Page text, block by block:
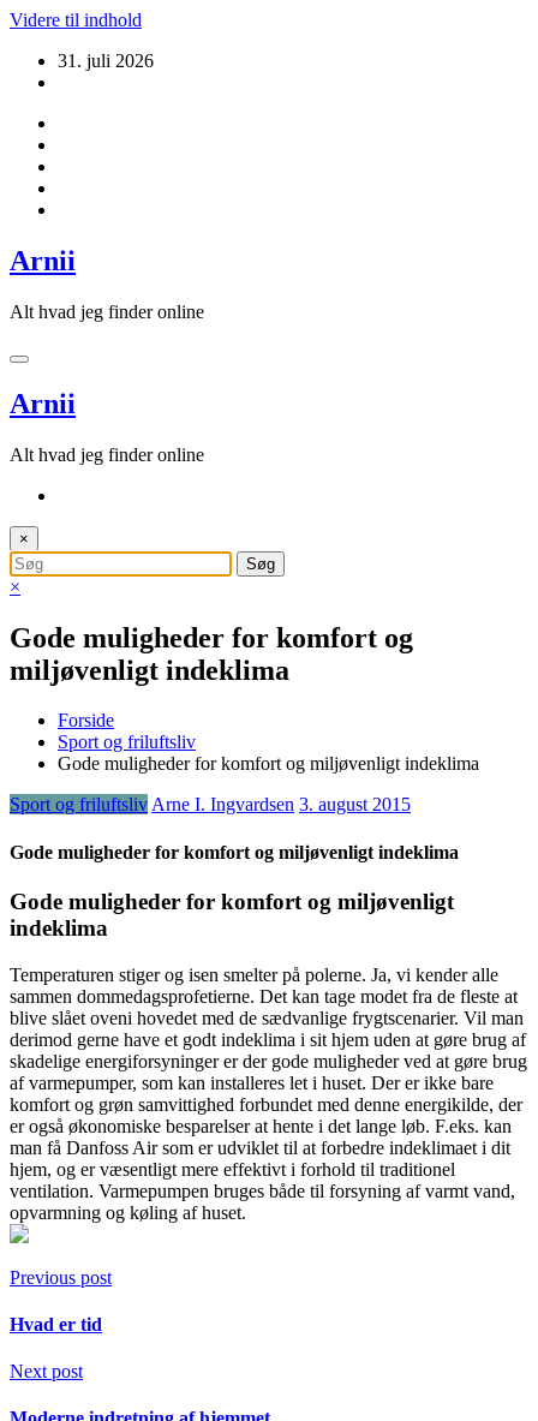
Videre til indhold
31. juli 2026
Arnii
Alt hvad jeg finder online
Arnii
Alt hvad jeg finder online
×
×
Gode muligheder for komfort og
miljøvenligt indeklima
Forside
Sport og friluftsliv
Gode muligheder for komfort og miljøvenligt indeklima
Sport og friluftslivArne I. Ingvardsen 3. august 2015
Gode muligheder for komfort og miljøvenligt indeklima
Gode muligheder for komfort og miljøvenligt
indeklima
Temperaturen stiger og isen smelter på polerne. Ja, vi kender alle
sammen dommedagsprofetierne. Det kan tage modet fra de fleste at
blive slået oveni hovedet med de sædvanlige frygtscenarier. Vil man
derimod gerne have et godt indeklima i sit hjem uden at gøre brug af
skadelige energiforsyninger er der gode muligheder ved at gøre brug
af varmepumper, som kan installeres let i huset. Der er ikke bare
komfort og grøn samvittighed forbundet med denne energikilde, der
er også økonomiske besparelser at hente i det lange løb. F.eks. kan
man få Danfoss Air som er udviklet til at forbedre indeklimaet i dit
hjem, og er væsentligt mere effektivt i forhold til traditionel
ventilation. Varmepumpen bruges både til forsyning af varmt vand,
opvarmning og køling af huset.
Previous post
Hvad er tid
Next post